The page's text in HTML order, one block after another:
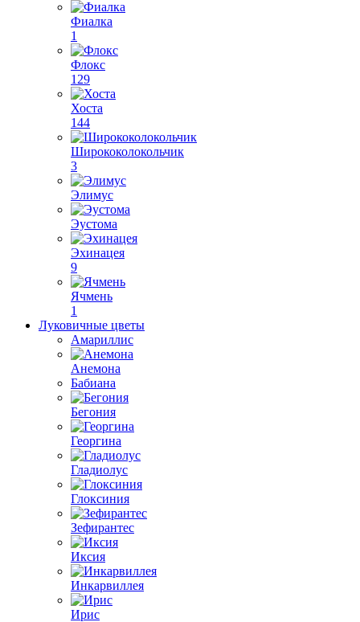
Фиалка
1
Флокс
129
Хоста
144
Ширококолокольчик
3
Элимус
Эустома
Эхинацея
9
Ячмень
1
Луковичные цветы
Амариллис
Анемона
Бабиана
Бегония
Георгина
Гладиолус
Глоксиния
Зефирантес
Иксия
Инкарвиллея
Ирис